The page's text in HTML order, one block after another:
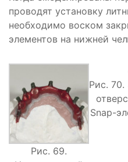
проводят установку
необходимо воском
элементов на нижней
Рис. 69.
Рис.
Snap-